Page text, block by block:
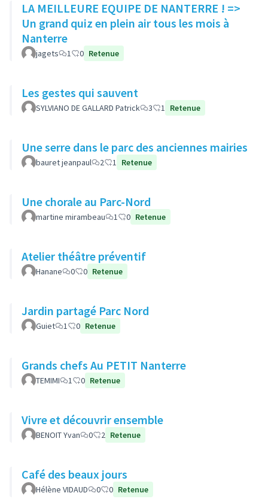
LA MEILLEURE EQUIPE DE NANTERRE ! =>
Un grand quiz en plein air tous les mois à
Nanterre
jagets 1 0 Retenue
Les gestes qui sauvent
SYLVIANO DE GALLARD Patrick 3 1 Retenue
Une serre dans le parc des anciennes mairies
bauret jeanpaul 2 1 Retenue
Une chorale au Parc-Nord
martine mirambeau 1 0 Retenue
Atelier théâtre préventif
Hanane 0 0 Retenue
Jardin partagé Parc Nord
Guiet 1 0 Retenue
Grands chefs Au PETIT Nanterre
TEMIMI 1 0 Retenue
Vivre et découvrir ensemble
BENOIT Yvan 0 2 Retenue
Café des beaux jours
Hélène VIDAUD 0 0 Retenue